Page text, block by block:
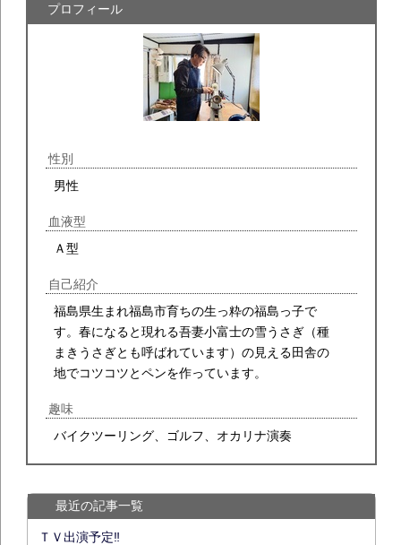
プロフィール
性別
男性
血液型
Ａ型
自己紹介
福島県生まれ福島市育ちの生っ粋の福島っ子で
す。春になると現れる吾妻小富士の雪うさぎ（種
まきうさぎとも呼ばれています）の見える田舎の
地でコツコツとペンを作っています。
趣味
バイクツーリング、ゴルフ、オカリナ演奏
最近の記事一覧
ＴＶ出演予定‼